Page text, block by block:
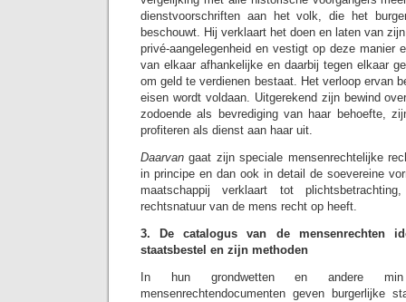
dienstvoorschriften aan het volk, die het
beschouwt. Hij verklaart het doen en laten van
privé-aangelegenheid en vestigt op deze manier
van elkaar afhankelijke en daarbij tegen elkaar
om geld te verdienen bestaat. Het verloop ervan
eisen wordt voldaan. Uitgerekend zijn bewind
zodoende als bevrediging van haar behoefte,
profiteren als dienst aan haar uit.
Daarvangaat zijn speciale mensenrechtelijke
in principe en dan ook in detail de soevereine
maatschappij verklaart tot
rechtsnatuur van de mens recht op heeft.
3. De catalogus van de mensenrechten
staatsbestel en zijn methoden
In hun grondwetten en andere
mensenrechtendocumenten geven burgerlijke